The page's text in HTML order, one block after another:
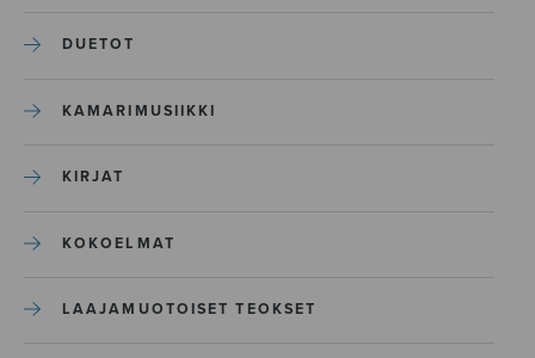
DUETOT
KAMARIMUSIIKKI
KIRJAT
KOKOELMAT
LAAJAMUOTOISET TEOKSET